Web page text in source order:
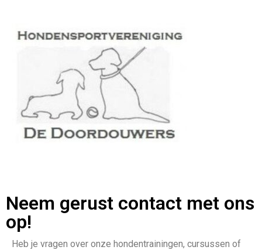
Neem gerust contact met ons
op!
Heb je vragen over onze hondentrainingen, cursussen of